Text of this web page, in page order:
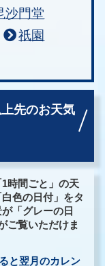
沙門堂
祇園
先のお天気
時間ごと」の天
色の日付」をタ
「グレーの日
ご覧いただけま
と翌月のカレン